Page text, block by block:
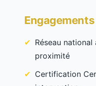
Engagements
Réseau
proximité
Certification